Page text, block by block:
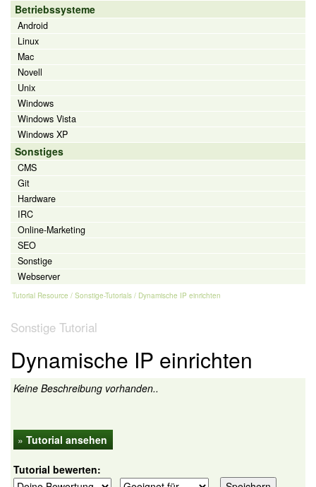
Betriebssysteme
Android
Linux
Mac
Novell
Unix
Windows
Windows Vista
Windows XP
Sonstiges
CMS
Git
Hardware
IRC
Online-Marketing
SEO
Sonstige
Webserver
Tutorial Resource / Sonstige-Tutorials / Dynamische IP einrichten
Sonstige Tutorial
Dynamische IP einrichten
Keine Beschreibung vorhanden..
» Tutorial ansehen
Tutorial bewerten: